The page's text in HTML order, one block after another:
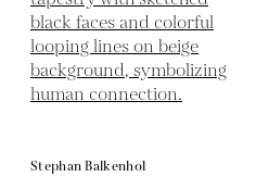
Stephan Balkenhol